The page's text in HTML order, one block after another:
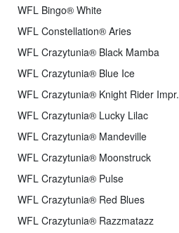
WFL Bingo® White
WFL Constellation® Aries
WFL Crazytunia® Black Mamba
WFL Crazytunia® Blue Ice
WFL Crazytunia® Knight Rider Impr.
WFL Crazytunia® Lucky Lilac
WFL Crazytunia® Mandeville
WFL Crazytunia® Moonstruck
WFL Crazytunia® Pulse
WFL Crazytunia® Red Blues
WFL Crazytunia® Razzmatazz